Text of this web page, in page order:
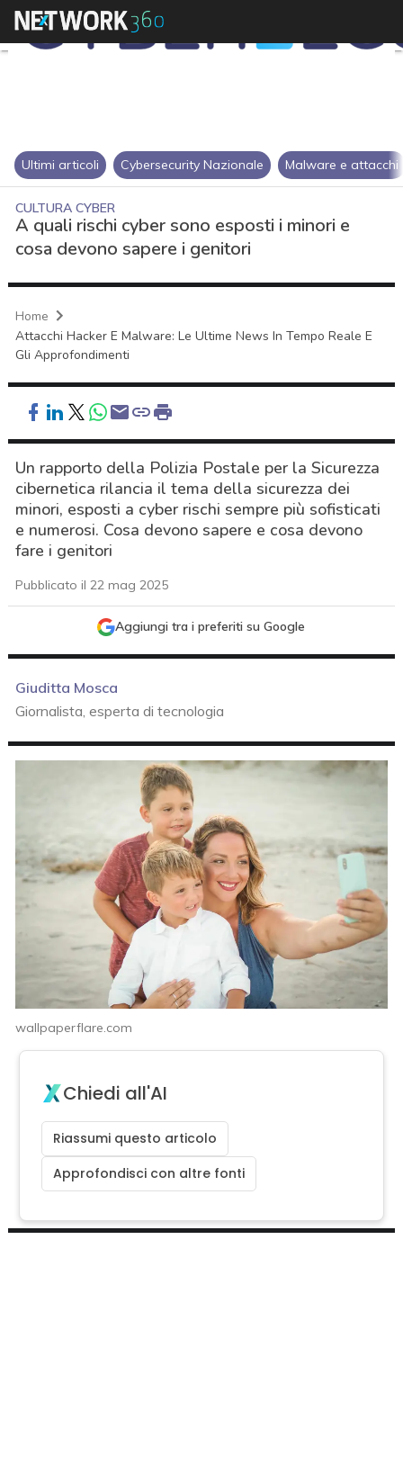
Ultimi articoli Cybersecurity Nazionale Malware e attacchi
CULTURA CYBER
A quali rischi cyber sono esposti i minori e
cosa devono sapere i genitori
Home
Attacchi Hacker E Malware: Le Ultime News In Tempo Reale E
Gli Approfondimenti
Un rapporto della Polizia Postale per la Sicurezza
cibernetica rilancia il tema della sicurezza dei
minori, esposti a cyber rischi sempre più sofisticati
e numerosi. Cosa devono sapere e cosa devono
fare i genitori
Pubblicato il 22 mag 2025
Aggiungi tra i preferiti su Google
Giuditta Mosca
Giornalista, esperta di tecnologia
wallpaperflare.com
Chiedi all'AI
Riassumi questo articolo
Approfondisci con altre fonti